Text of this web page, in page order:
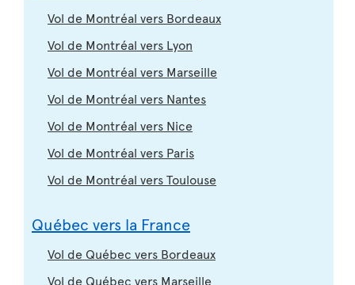
Vol de Montréal vers Bordeaux
Vol de Montréal vers Lyon
Vol de Montréal vers Marseille
Vol de Montréal vers Nantes
Vol de Montréal vers Nice
Vol de Montréal vers Paris
Vol de Montréal vers Toulouse
Québec vers la France
Vol de Québec vers Bordeaux
Vol de Québec vers Marseille